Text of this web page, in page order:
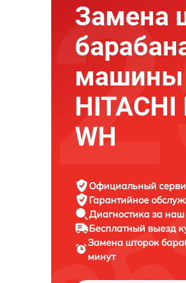
Замена
машины
HITACHI
WH
Официальный
Гарантийное
Диагностика за наш
Бесплатный выезд
Замена шторок
минут